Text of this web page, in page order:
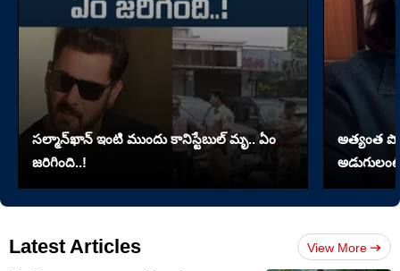
సల్మాన్‌ఖాన్‌ ఇంటి ముందు కానిస్టేబుల్‌ మృ.. ఏం
జరిగింది..!
అత్యంత
Latest Articles View More